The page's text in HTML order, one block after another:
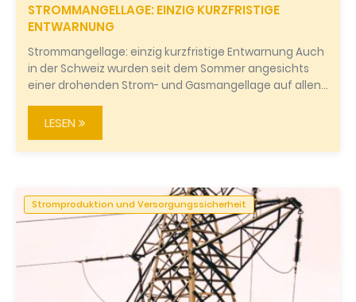
STROMMANGELLAGE: EINZIG KURZFRISTIGE
ENTWARNUNG
Strommangellage: einzig kurzfristige Entwarnung Auch
in der Schweiz wurden seit dem Sommer angesichts
einer drohenden Strom- und Gasmangellage auf allen…
LESEN
Stromproduktion und Versorgungssicherheit